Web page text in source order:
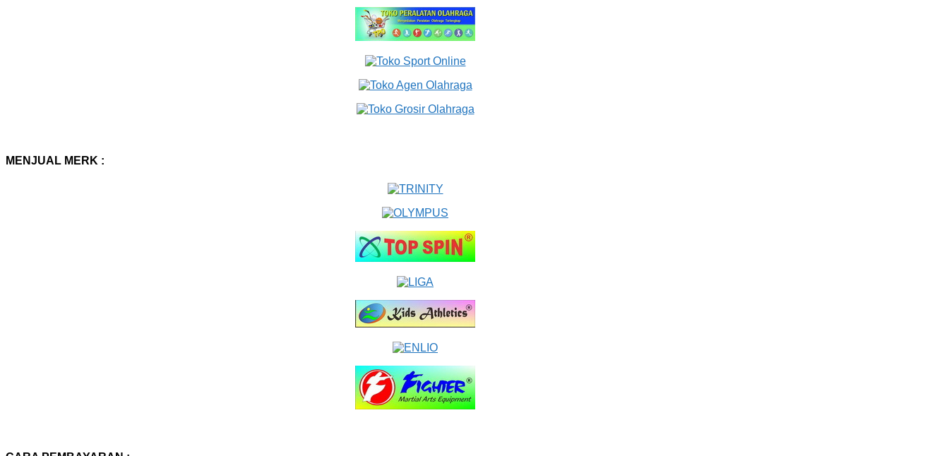
MENJUAL MERK :